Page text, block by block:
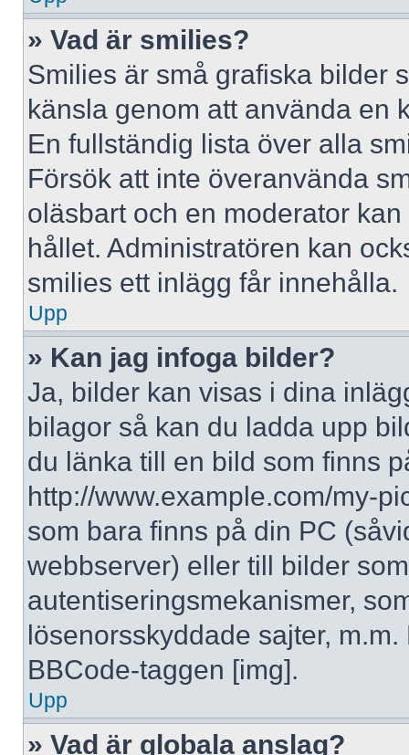
» Vad är smilies?
Smilies är små grafiska bilder
känsla genom att använda en
En fullständig lista över alla
Försök att inte överanvända
oläsbart och en moderator
hållet. Administratören kan
smilies ett inlägg får innehålla.
Upp
» Kan jag infoga bilder?
Ja, bilder kan visas i dina
bilagor så kan du ladda upp
du länka till en bild som finns
http://www.example.com/my-
som bara finns på din PC
webbserver) eller till bilder
autentiseringsmekanismer,
lösenorsskyddade sajter,
BBCode-taggen [img].
Upp
» Vad är globala anslag?